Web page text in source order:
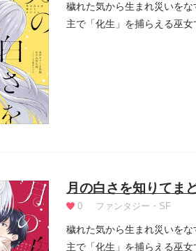
穢れた気から生まれ災いを
主で「化生」を捕らえる巫
月の白さを知りてま
0 ファンタジー・SF
穢れた気から生まれ災いを
主で「化生」を捕らえる巫